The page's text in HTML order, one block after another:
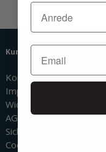
Kundenservice
Kontakt
Impressum
Widerrufsbelehrung
AGBs
Sicherheit & Datenschutz
Cookie Richtlinie